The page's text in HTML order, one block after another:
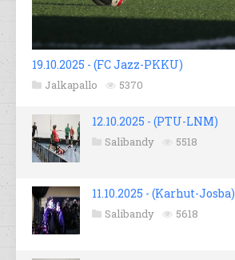
19.10.2025 - (FC Jazz-PKKU)
Jalkapallo 5370
12.10.2025 - (PTU-LNM)
Salibandy 5518
11.10.2025 - (Karhut-Josba)
Salibandy 5618